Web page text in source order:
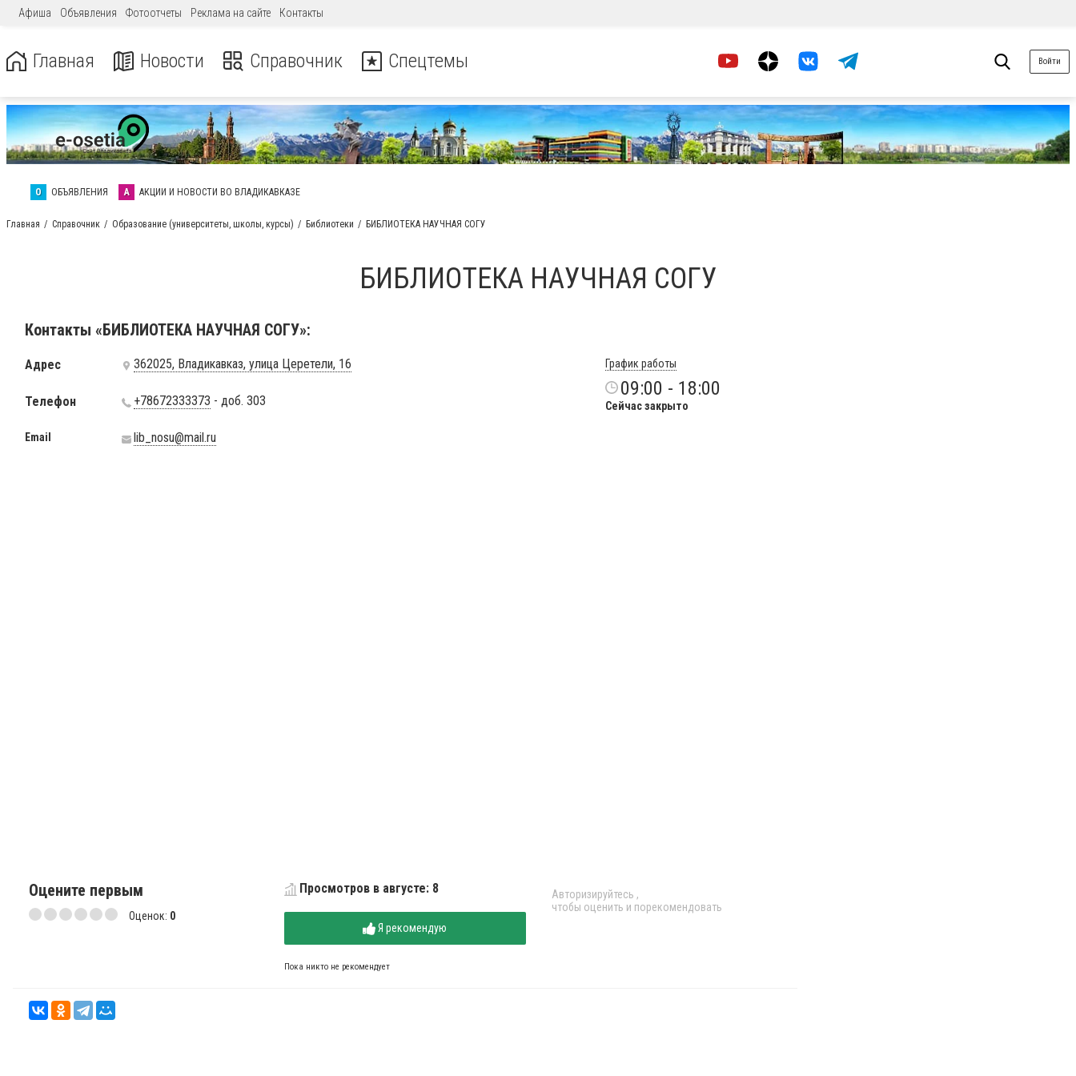
Афиша Объявления Фотоотчеты Реклама на сайте Контакты
Главная Новости Справочник Спецтемы Войти
О ОБЪЯВЛЕНИЯ А АКЦИИ И НОВОСТИ ВО ВЛАДИКАВКАЗЕ
Главная Справочник Образование (университеты, школы, курсы) Библиотеки БИБЛИОТЕКА НАУЧНАЯ СОГУ
БИБЛИОТЕКА НАУЧНАЯ СОГУ
Контакты «БИБЛИОТЕКА НАУЧНАЯ СОГУ»:
Адрес 362025, Владикавказ, улица Церетели, 16
Телефон +78672333373 - доб. 303
Email lib_nosu@mail.ru
График работы
09:00 - 18:00
Сейчас закрыто
Оцените первым
Оценок: 0
Просмотров в августе: 8
Я рекомендую
Пока никто не рекомендует
Авторизируйтесь ,
чтобы оценить и порекомендовать